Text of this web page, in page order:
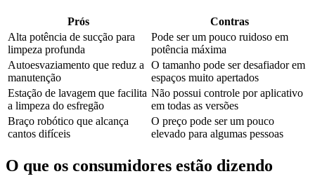
Prós
Contras
Alta potência de sucção para
limpeza profunda
Pode ser um pouco ruidoso em
potência máxima
Autoesvaziamento que reduz a
manutenção
O tamanho pode ser desafiador em
espaços muito apertados
Estação de lavagem que facilita
a limpeza do esfregão
Não possui controle por aplicativo
em todas as versões
Braço robótico que alcança
cantos difíceis
O preço pode ser um pouco
elevado para algumas pessoas
O que os consumidores estão dizendo